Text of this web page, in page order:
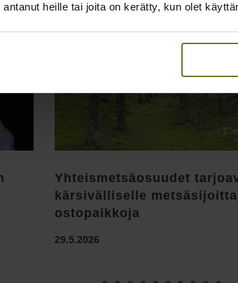
antanut heille tai joita on kerätty, kun olet
Yhteismetsäosuudet
kärsivälliselle
ostopaikkoja
29.5.2026